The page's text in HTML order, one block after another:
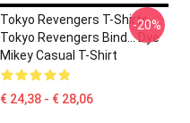
Tokyo Revengers T-Shirts -
Tokyo Revengers Bind... Dye
Mikey Casual T-Shirt
€ 24,38 - € 28,06
-20%